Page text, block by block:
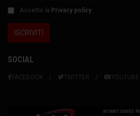
Accetto la Privacy policy
SOCIAL
FACEBOOK TWITTER YOUTUBE